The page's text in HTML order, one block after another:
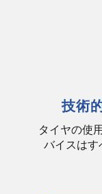
技術
タイヤの使
バイスはす